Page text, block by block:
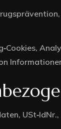
USt‑IdNr.,